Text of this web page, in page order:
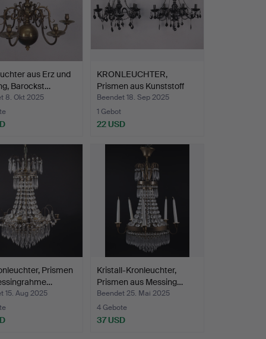
aus Erz und
Barockst…
8. Okt 2025
KRONLEUCHTER,
Prismen aus Kunststoff
und G…
Beendet 18. Sep 2025
1 Gebot
22 USD
Prismen
15. Aug 2025
Kristall-Kronleuchter,
Prismen aus Messing…
Beendet 25. Mai 2025
4 Gebote
37 USD